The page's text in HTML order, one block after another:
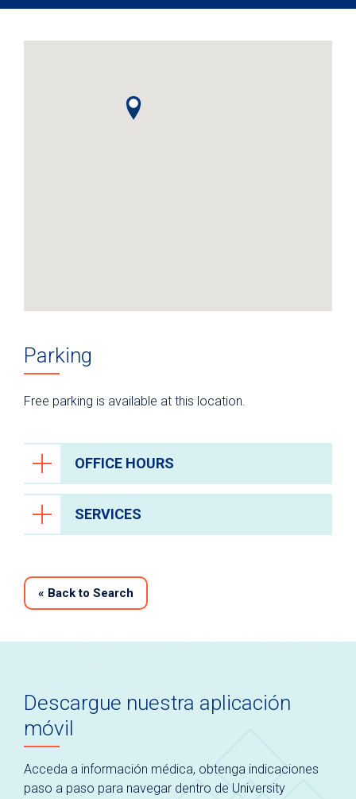
Parking
Free parking is available at this location.
OFFICE HOURS
SERVICES
« Back to Search
Descargue nuestra aplicación
móvil
Acceda a información médica, obtenga indicaciones
paso a paso para navegar dentro de University